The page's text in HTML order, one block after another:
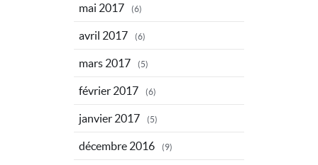
mai 2017 (6)
avril 2017 (6)
mars 2017 (5)
février 2017 (6)
janvier 2017 (5)
décembre 2016 (9)